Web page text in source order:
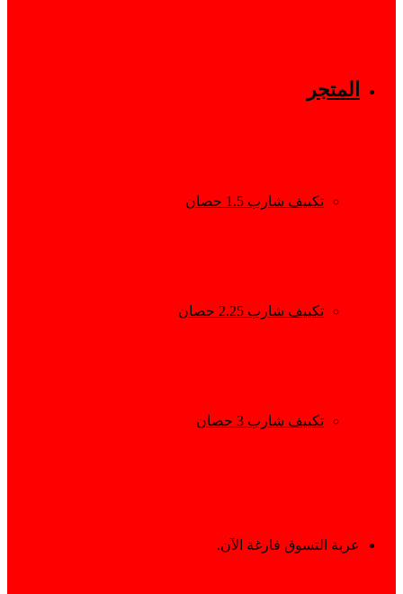
المتجر
تكييف شارب 1.5 حصان
تكييف شارب 2.25 حصان
تكييف شارب 3 حصان
إستعراض
عربة التسوق فارغة الآن.